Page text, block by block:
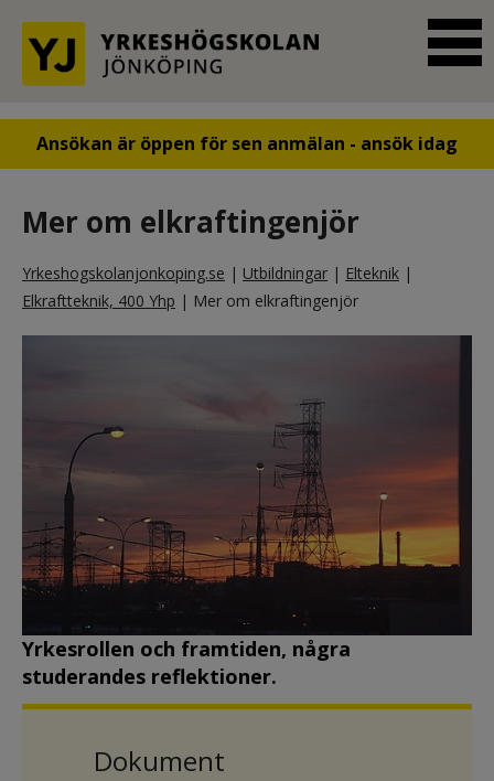
Ansökan är öppen för sen anmälan - ansök idag
Mer om elkraftingenjör
Yrkeshogskolanjonkoping.se | Utbildningar | Elteknik |
Elkraftteknik, 400 Yhp | Mer om elkraftingenjör
Yrkesrollen och framtiden, några
studerandes reflektioner.
Dokument